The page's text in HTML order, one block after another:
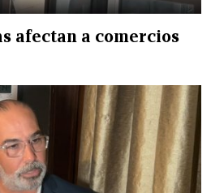
afectan a comercios